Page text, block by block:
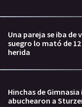
Una pareja se iba de
suegro lo mató de
herida
Hinchas de
abuchearon a